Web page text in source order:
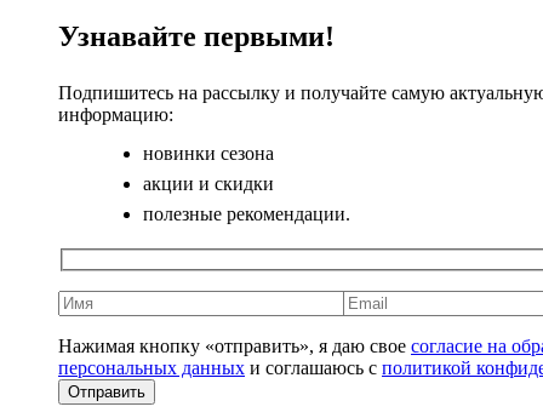
Узнавайте первыми!
Подпишитесь на рассылку и получайте самую
информацию:
новинки сезона
акции и скидки
полезные рекомендации.
Нажимая кнопку «отправить», я даю свое согласие на
персональных данных и соглашаюсь с политикой